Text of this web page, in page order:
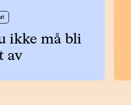
ikke må bli
av